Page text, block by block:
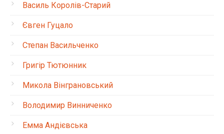
Василь Королів-Старий
Євген Гуцало
Степан Васильченко
Григір Тютюнник
Микола Вінграновський
Володимир Винниченко
Емма Андієвська